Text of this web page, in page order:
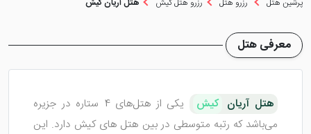
پرشین هتل
رزرو هتل رزرو هتل کیش هتل آریان کیش
معرفی هتل
هتل آریان کیش
یکی از هتل‌های 4 ستاره در جزیره
می‌باشد که رتبه متوسطی در بین هتل های کیش دارد. این